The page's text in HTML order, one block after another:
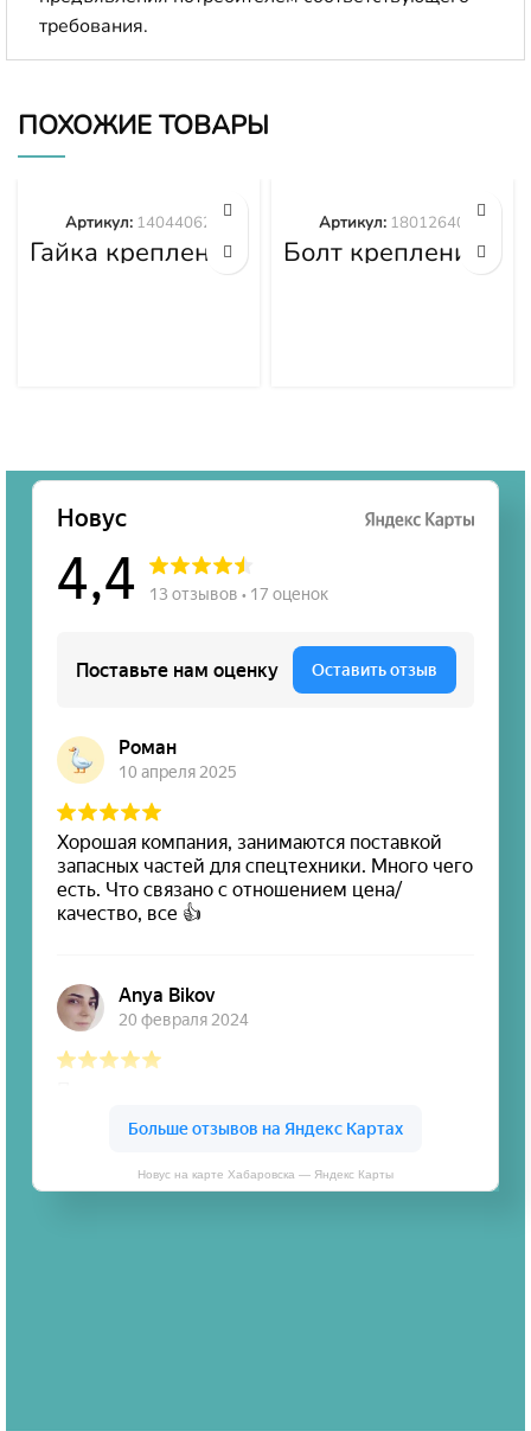
требования.
ПОХОЖИЕ ТОВАРЫ
Гайка крепления
башмака
Артикул: 14044062
Болт крепления
башмака
Артикул: 18012640
Новус на карте Хабаровска — Яндекс Карты